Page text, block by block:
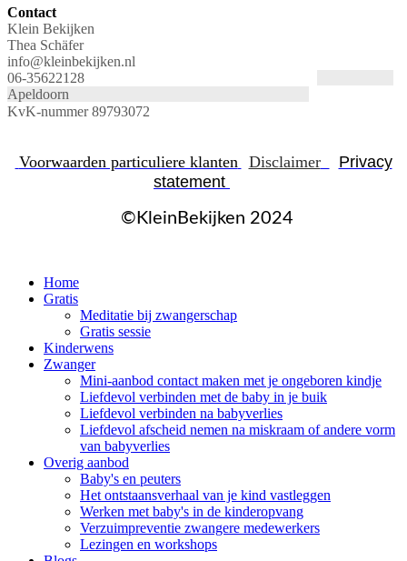
Contact
Klein Bekijken
Thea Schäfer
info@kleinbekijken.nl
06-35622128
Apeldoorn
KvK-nummer 89793072
Voorwaarden particuliere klanten Disclaimer
Privacy
statement
©KleinBekijken 2024
Home
Gratis
Meditatie bij zwangerschap
Gratis sessie
Kinderwens
Zwanger
Mini-aanbod contact maken met je ongeboren kindje
Liefdevol verbinden met de baby in je buik
Liefdevol verbinden na babyverlies
Liefdevol afscheid nemen na miskraam of andere vorm
van babyverlies
Overig aanbod
Baby's en peuters
Het ontstaansverhaal van je kind vastleggen
Werken met baby's in de kinderopvang
Verzuimpreventie zwangere medewerkers
Lezingen en workshops